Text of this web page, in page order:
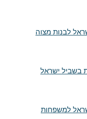
לבנות מצוה
בשביל ישראל
למשפחות